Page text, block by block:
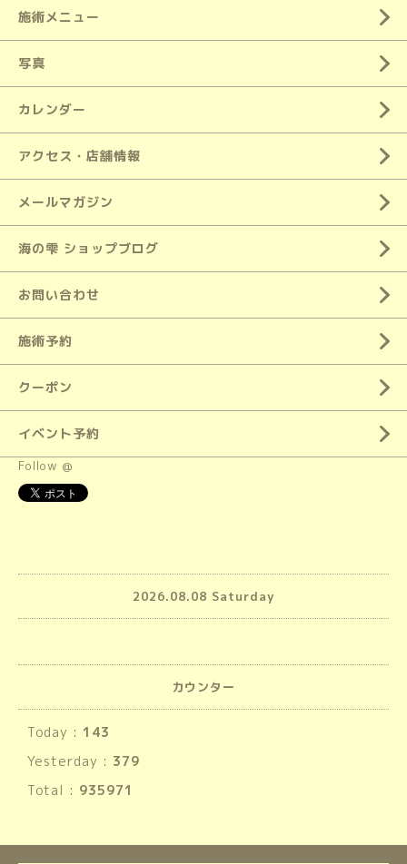
施術メニュー
写真
カレンダー
アクセス・店舗情報
メールマガジン
海の雫 ショップブログ
お問い合わせ
施術予約
クーポン
イベント予約
Follow @
2026.08.08 Saturday
カウンター
Today : 143
Yesterday : 379
Total : 935971